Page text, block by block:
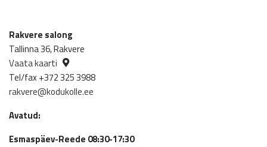
Rakvere salong
Tallinna 36, Rakvere
Vaata kaarti
Tel/fax +372 325 3988
rakvere@kodukolle.ee
Avatud:
Esmaspäev-Reede 08:30-17:30